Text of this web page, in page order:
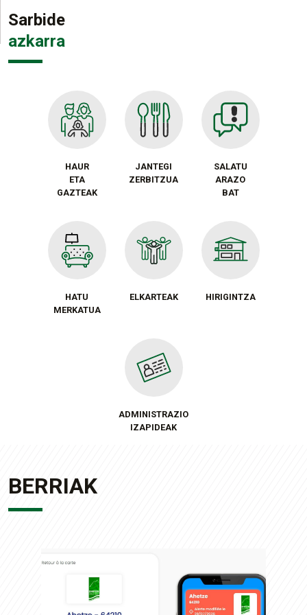
Sarbide
azkarra
HAUR
ETA
GAZTEAK
JANTEGI
ZERBITZUA
SALATU
ARAZO
BAT
HATU
MERKATUA
ELKARTEAK HIRIGINTZA
ADMINISTRAZIO
IZAPIDEAK
BERRIAK